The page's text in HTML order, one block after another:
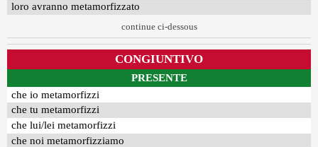
loro avranno metamorfizzato
continue ci-dessous
CONGIUNTIVO
PRESENTE
che io metamorfizzi
che tu metamorfizzi
che lui/lei metamorfizzi
che noi metamorfizziamo